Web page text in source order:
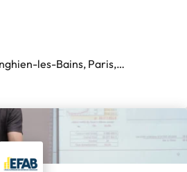
les-Bains, Paris,